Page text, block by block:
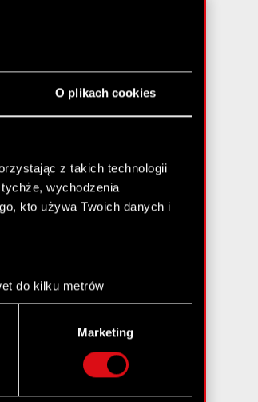
O plikach cookies
z takich technologii
wychodzenia
kto używa Twoich danych i
do kilku metrów
danych (fingerprinting,
własne preferencje w
chwili.
Marketing